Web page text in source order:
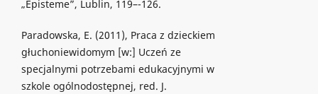
„Episteme”, Lublin, 119–-126.
Paradowska, E. (2011), Praca z dzieckiem
głuchoniewidomym [w:] Uczeń ze
specjalnymi potrzebami edukacyjnymi w
szkole ogólnodostępnej, red. J.